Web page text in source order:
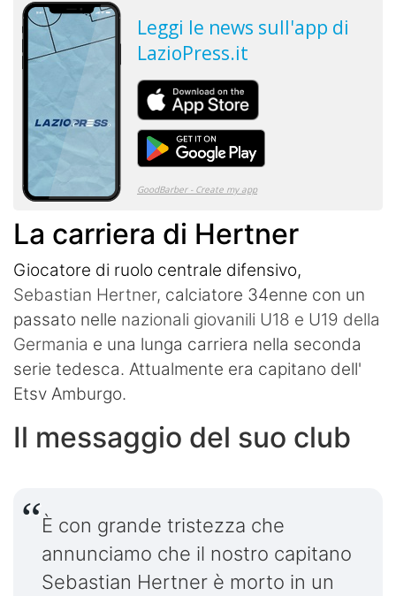
La carriera di Hertner
Giocatore di ruolo centrale difensivo,
Sebastian Hertner, calciatore 34enne con un
passato nelle nazionali giovanili U18 e U19 della
Germania e una lunga carriera nella seconda
serie tedesca. Attualmente era capitano dell'
Etsv Amburgo.
Il messaggio del suo club
È con grande tristezza che
annunciamo che il nostro capitano
Sebastian Hertner è morto in un